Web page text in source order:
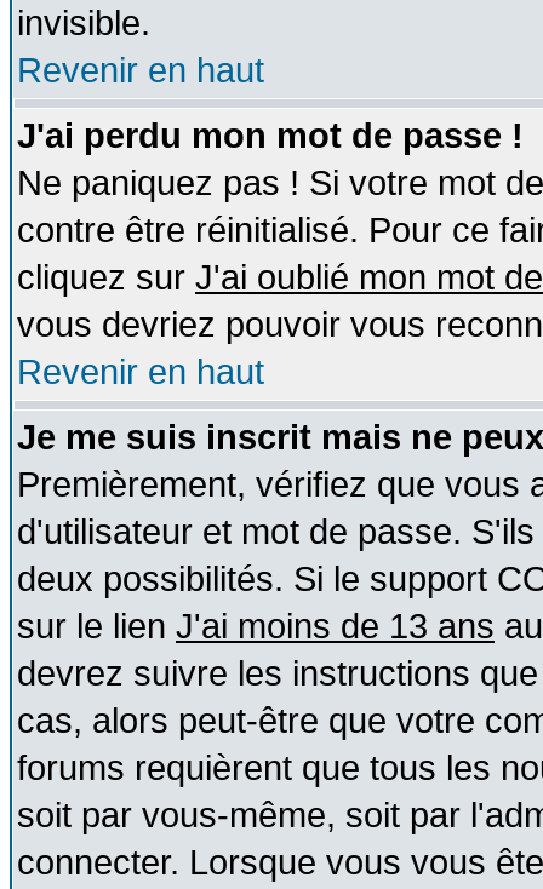
invisible.
Revenir en haut
J'ai perdu mon mot de passe !
Ne paniquez pas ! Si votre mot
contre être réinitialisé. Pour ce
cliquez sur J'ai oublié mon mot
vous devriez pouvoir vous
Revenir en haut
Je me suis inscrit mais ne
Premièrement, vérifiez que vous
d'utilisateur et mot de passe.
deux possibilités. Si le support
sur le lien J'ai moins de 13 ans
devrez suivre les instructions
cas, alors peut-être que votre
forums requièrent que tous les
soit par vous-même, soit par
connecter. Lorsque vous vous